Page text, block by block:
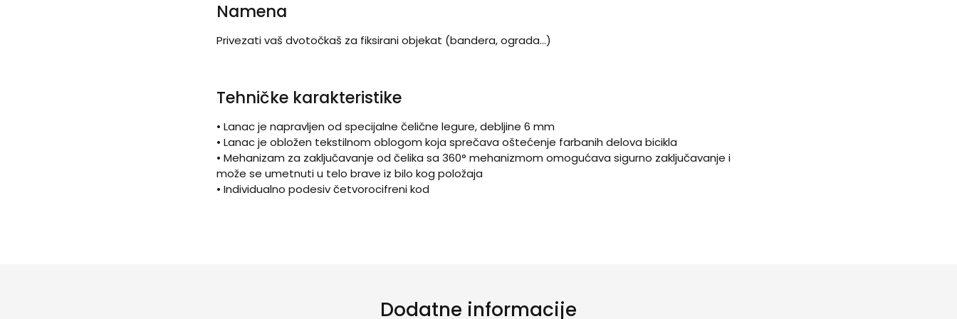
Namena
Privezati vaš dvotočkaš za fiksirani objekat (bandera, ograda…)
Tehničke karakteristike
• Lanac je napravljen od specijalne čelične legure, debljine 6 mm
• Lanac je obložen tekstilnom oblogom koja sprečava oštećenje farbanih delova bicikla
• Mehanizam za zaključavanje od čelika sa 360° mehanizmom omogućava sigurno zaključavanje i
može se umetnuti u telo brave iz bilo kog položaja
• Individualno podesiv četvorocifreni kod
Dodatne informacije